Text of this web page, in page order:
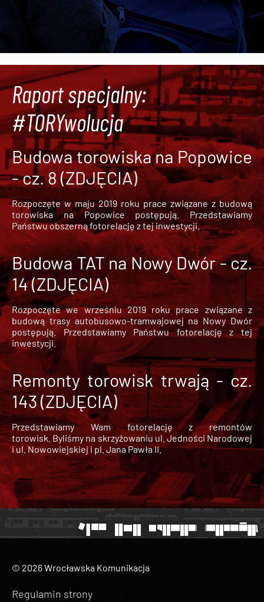
Raport specjalny:
#TORYwolucja
Budowa torowiska na Popowice
- cz. 8 (ZDJĘCIA)
Rozpoczęte w maju 2019 roku prace związane z budową
torowiska na Popowice
postępują. Przedstawiamy
Państwu obszerną fotorelację z tej inwestycji.
Budowa TAT na Nowy Dwór - cz.
14 (ZDJĘCIA)
Rozpoczęte we wrześniu 2019 roku prace związane z
budową trasy autobusowo-tramwajowej na Nowy Dwór
postępują. Przedstawiamy Państwu fotorelację z tej
inwestycji.
Remonty torowisk trwają - cz.
143 (ZDJĘCIA)
Przedstawiamy Wam fotorelację z remontów
torowisk. Byliśmy na skrzyżowaniu ul. Jedności Narodowej
i ul. Nowowiejskiej i pl. Jana Pawła II.
© 2026 Wrocławska Komunikacja
Regulamin strony